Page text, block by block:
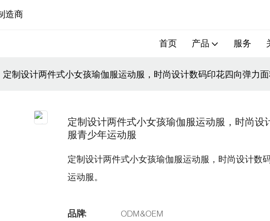
造商
首页 产品 服务
定制设计两件式小女孩瑜伽服运动服，时尚设计数码印花四向弹力
定制设计两件式小女孩瑜伽服运动服，时尚
服青少年运动服
定制设计两件式小女孩瑜伽服运动服，时尚设计数
运动服。
品牌:
ODM&OEM